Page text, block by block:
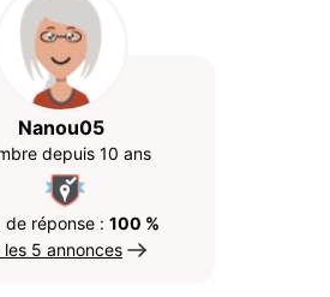
Nanou05
depuis 10 ans
de réponse : 100 %
les 5 annonces